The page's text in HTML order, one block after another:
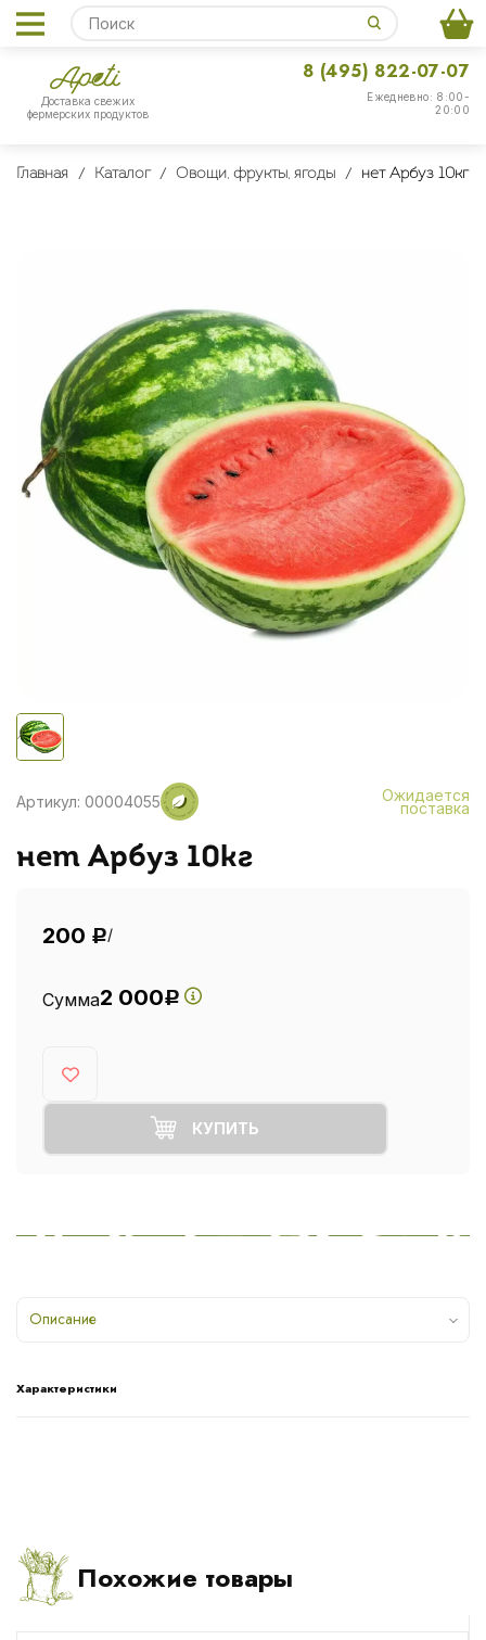
Доставка свежих
фермерских продуктов
Ежедневно: 8:00-
20:00
8 (495) 822-07-07
Главная Каталог Овощи, фрукты, ягоды нет Арбуз 10кг
Артикул: 00004055 Ожидается
поставка
нет Арбуз 10кг
200 Р/
Сумма2 000Р
КУПИТЬ
Описание
Характеристики
Похожие товары